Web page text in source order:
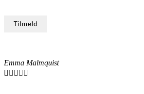
Emma Malmquist
    